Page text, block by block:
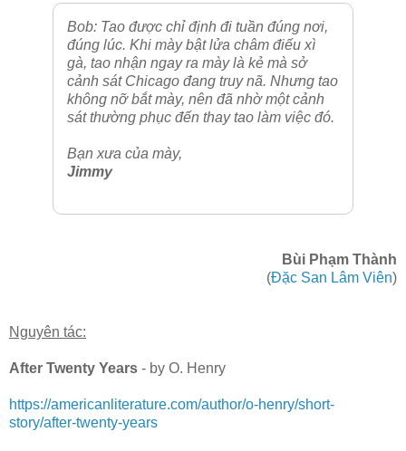
Bob: Tao được chỉ định đi tuần đúng nơi,
đúng lúc. Khi mày bật lửa châm điếu xì
gà, tao nhận ngay ra mày là kẻ mà sở
cảnh sát Chicago đang truy nã. Nhưng tao
không nỡ bắt mày, nên đã nhờ một cảnh
sát thường phục đến thay tao làm việc đó.
Bạn xưa của mày,
Jimmy
Bùi Phạm Thành
(Đặc San Lâm Viên)
Nguyên tác:
After Twenty Years - by O. Henry
https://americanliterature.com/author/o-henry/short-
story/after-twenty-years